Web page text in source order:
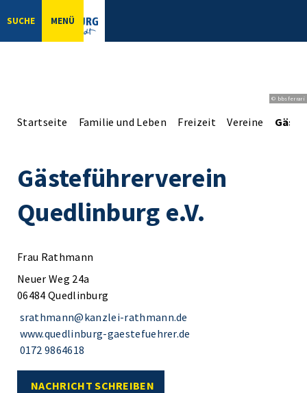
SUCHE MENÜ
© bbsferrari
Startseite Familie und Leben Freizeit Vereine
Gästeführerverein
Quedlinburg e.V.
Frau Rathmann
Neuer Weg 24a
06484 Quedlinburg
srathmann@kanzlei-rathmann.de
www.quedlinburg-gaestefuehrer.de
0172 9864618
NACHRICHT SCHREIBEN